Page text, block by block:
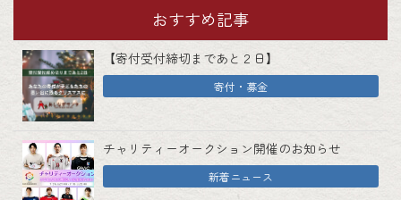
おすすめ記事
【寄付受付締切まであと２日】
寄付・募金
チャリティーオークション開催のお知らせ
新着ニュース